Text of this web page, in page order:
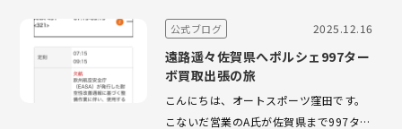
そのような貴重な一台の査定をご依頼い
公式ブログ 2025.12.16
遠路遥々佐賀県へポルシェ997ター
ボ買取出張の旅
こんにちは、オートスポーツ窪田です。
こないだ営業のA氏が佐賀県まで997ター